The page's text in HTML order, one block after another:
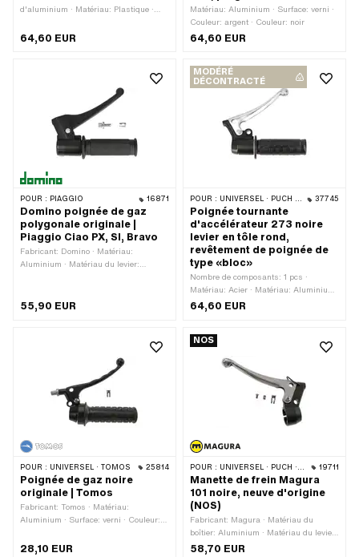
d'aluminium · Matériau: Plastique ·
· Matériau du levier: Aluminium ·
22.3 mm · Longueur totale: 129 mm ·
Interrupteur de feu stop: Non
64,60 EUR
Matériau: Aluminium · Surface: verni ·
Couleur: argent · Couleur: noir
64,60 EUR
POUR : PIAGGIO 16871
Domino poignée de gaz
polygonale originale |
Piaggio Ciao PX, SI, Bravo
Fabricant: Domino · Matériau:
Aluminium · Matériau du levier:
55,90 EUR
MODÉRÉ
DÉCONTRACTÉ
POUR : UNIVERSEL · PUCH · SACHS · ZÜNDAPP BELMONDO · KREIDLER 37745
Poignée tournante
d'accélérateur 273 noire
levier en tôle rond,
revêtement de poignée de
type «bloc»
Nombre de composants: 1 pcs ·
Matériau: Acier · Matériau: Aluminium
· Matériau: Caoutchouc · Matériau:
Surface: verni · Couleur: argent ·
Couleur: noir · Matériau du levier: Acier
· Chemin du gaz: 20 mm · Course
maximale: 20 mm · Rapport de la
course des gaz [°]/[mm]: 90 ° ·
Longueur totale: 170 mm · Interrupteur
de feu stop: Non · Ø intérieur: 22.2
64,60 EUR
POUR : UNIVERSEL · TOMOS 25814
Poignée de gaz noire
originale | Tomos
Fabricant: Tomos · Matériau:
Aluminium · Surface: verni · Couleur:
28,10 EUR
NOS
POUR : UNIVERSEL · PUCH · SACHS · PONY / CILO (BÊTA 521 & 512) 19711
Manette de frein Magura
101 noire, neuve d'origine
(NOS)
Fabricant: Magura · Matériau du
boîtier: Aluminium · Matériau du levier:
Aluminium · Surface: poli · Surface:
58,70 EUR